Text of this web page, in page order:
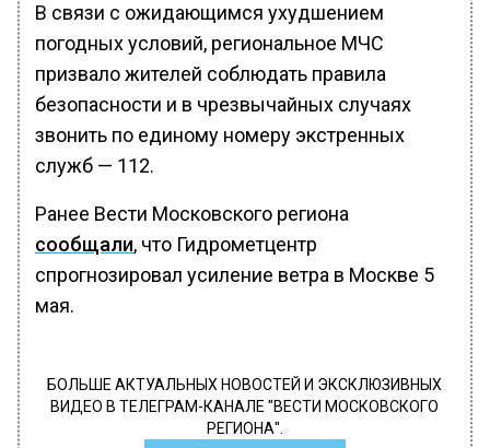
В связи с ожидающимся ухудшением
погодных условий, региональное МЧС
призвало жителей соблюдать правила
безопасности и в чрезвычайных случаях
звонить по единому номеру экстренных
служб — 112.
Ранее Вести Московского региона
сообщали, что Гидрометцентр
спрогнозировал усиление ветра в Москве 5
мая.
БОЛЬШЕ АКТУАЛЬНЫХ НОВОСТЕЙ И ЭКСКЛЮЗИВНЫХ
ВИДЕО В ТЕЛЕГРАМ-КАНАЛЕ "ВЕСТИ МОСКОВСКОГО
РЕГИОНА".